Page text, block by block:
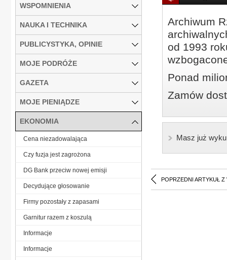
Archiwum
od 1993
Ponad
Zamów
Masz już
POPRZEDNI ARTYKUŁ Z
WSPOMNIENIA
NAUKA I TECHNIKA
PUBLICYSTYKA, OPINIE
MOJE PODRÓŻE
GAZETA
MOJE PIENIĄDZE
EKONOMIA
Cena niezadowalająca
Czy fuzja jest zagrożona
DG Bank przeciw nowej emisji
Decydujące głosowanie
Firmy pozostały z zapasami
Garnitur razem z koszulą
Informacje
Informacje